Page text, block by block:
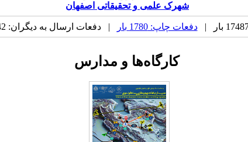
شهرک علمی و تحقیقاتی اصفهان
دفعات چاپ: 1780 بار | دفعات ارسال به دیگران: 142 بار |
کارگاه‌ها و مدارس